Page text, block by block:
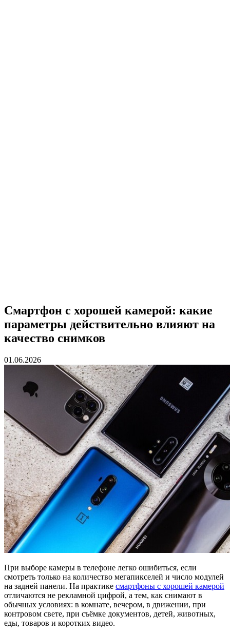
Смартфон с хорошей камерой: какие
параметры действительно влияют на
качество снимков
01.06.2026
При выборе камеры в телефоне легко ошибиться, если
смотреть только на количество мегапикселей и число модулей
на задней панели. На практике смартфоны с хорошей камерой
отличаются не рекламной цифрой, а тем, как снимают в
обычных условиях: в комнате, вечером, в движении, при
контровом свете, при съёмке документов, детей, животных,
еды, товаров и коротких видео.